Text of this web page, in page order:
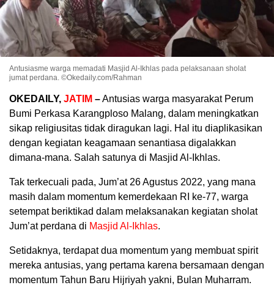
Antusiasme warga memadati Masjid Al-Ikhlas pada pelaksanaan sholat
jumat perdana. ©Okedaily.com/Rahman
OKEDAILY, JATIM –Antusias warga masyarakat Perum
Bumi Perkasa Karangploso Malang, dalam meningkatkan
sikap religiusitas tidak diragukan lagi. Hal itu diaplikasikan
dengan kegiatan keagamaan senantiasa digalakkan
dimana-mana. Salah satunya di Masjid Al-Ikhlas.
Tak terkecuali pada, Jum’at 26 Agustus 2022, yang mana
masih dalam momentum kemerdekaan RI ke-77, warga
setempat beriktikad dalam melaksanakan kegiatan sholat
Jum’at perdana di Masjid Al-Ikhlas.
Setidaknya, terdapat dua momentum yang membuat spirit
mereka antusias, yang pertama karena bersamaan dengan
momentum Tahun Baru Hijriyah yakni, Bulan Muharram.